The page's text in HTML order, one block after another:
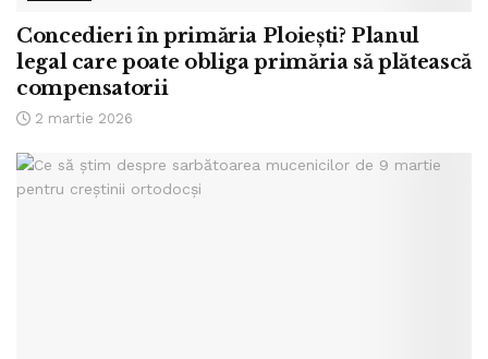
Concedieri în primăria Ploiești? Planul
legal care poate obliga primăria să plătească
compensatorii
2 martie 2026